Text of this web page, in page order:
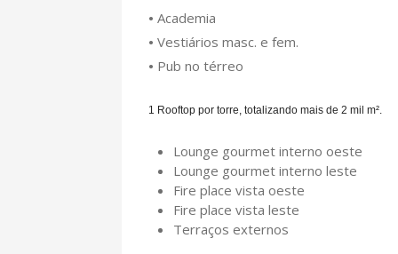
• Academia
• Vestiários masc. e fem.
• Pub no térreo
1 Rooftop por torre, totalizando mais de 2 mil m².
Lounge gourmet interno oeste
Lounge gourmet interno leste
Fire place vista oeste
Fire place vista leste
Terraços externos